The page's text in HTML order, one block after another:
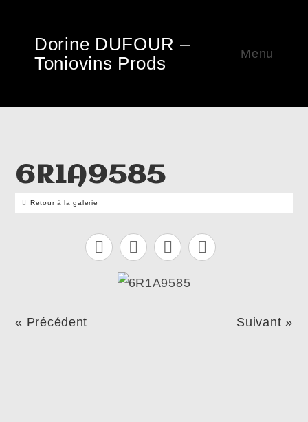
Dorine DUFOUR –
Toniovins Prods
Menu
6R1A9585
Retour à la galerie
« Précédent Suivant »